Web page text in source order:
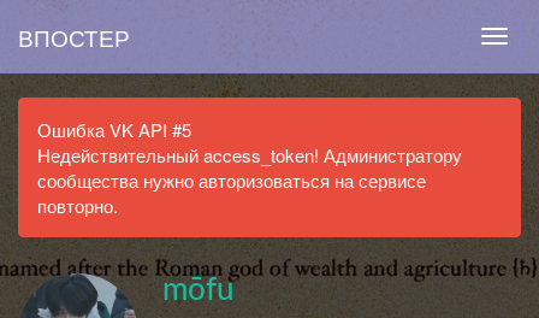
ВПОСТЕР
Ошибка VK API #5
Недействительный access_token! Администратору
сообщества нужно авторизоваться на сервисе
повторно.
mōfu